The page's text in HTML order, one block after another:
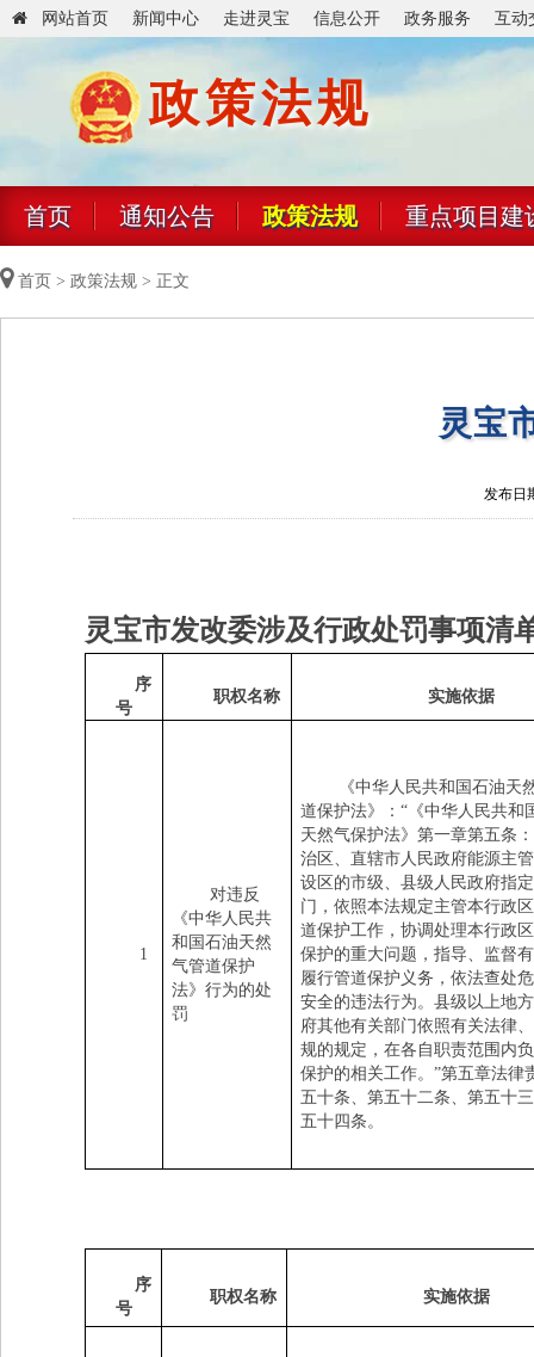
网站首页 新闻中心 走进灵宝 信息公开 政务服务 互动
政策法规
首页 通知公告 政策法规 重点项目建
首页 > 政策法规 > 正文
灵宝
发布日
灵宝市发改委涉及行政处罚事项清
序
号
职权名称 实施依据
1
对违反
《中华人民共
和国石油天然
气管道保护
法》行为的处
罚
《中华人民共和国石油天
道保护法》： “ 《中华人民共和
天然气保护法》第一章第五条
治区、直辖市人民政府能源主
设区的市级、县级人民政府指
门，依照本法规定主管本行政
道保护工作，协调处理本行政
保护的重大问题，指导、监督
履行管道保护义务，依法查处
安全的违法行为。县级以上地
府其他有关部门依照有关法律
规的规定，在各自职责范围内
保护的相关工作。 ”第五章法律
五十条、第五十二条、第五十
五十四条。
序
号
职权名称 实施依据